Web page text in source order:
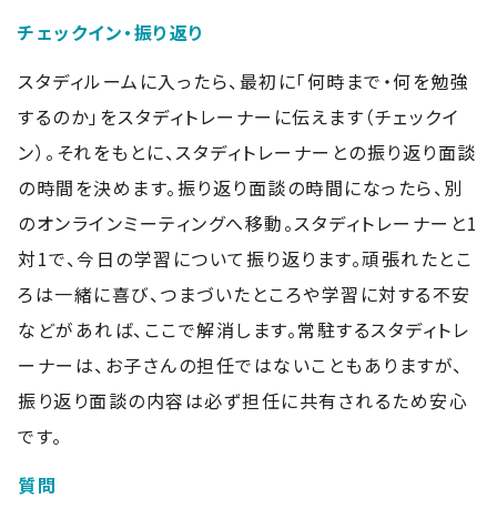
チェックイン・振り返り
スタディルームに入ったら、最初に「何時まで・何を勉強
するのか」をスタディトレーナーに伝えます（チェックイ
ン）。それをもとに、スタディトレーナーとの振り返り面談
の時間を決めます。振り返り面談の時間になったら、別
のオンラインミーティングへ移動。スタディトレーナーと1
対1で、今日の学習について振り返ります。頑張れたとこ
ろは一緒に喜び、つまづいたところや学習に対する不安
などがあれば、ここで解消します。常駐するスタディトレ
ーナーは、お子さんの担任ではないこともありますが、
振り返り面談の内容は必ず担任に共有されるため安心
です。
質問